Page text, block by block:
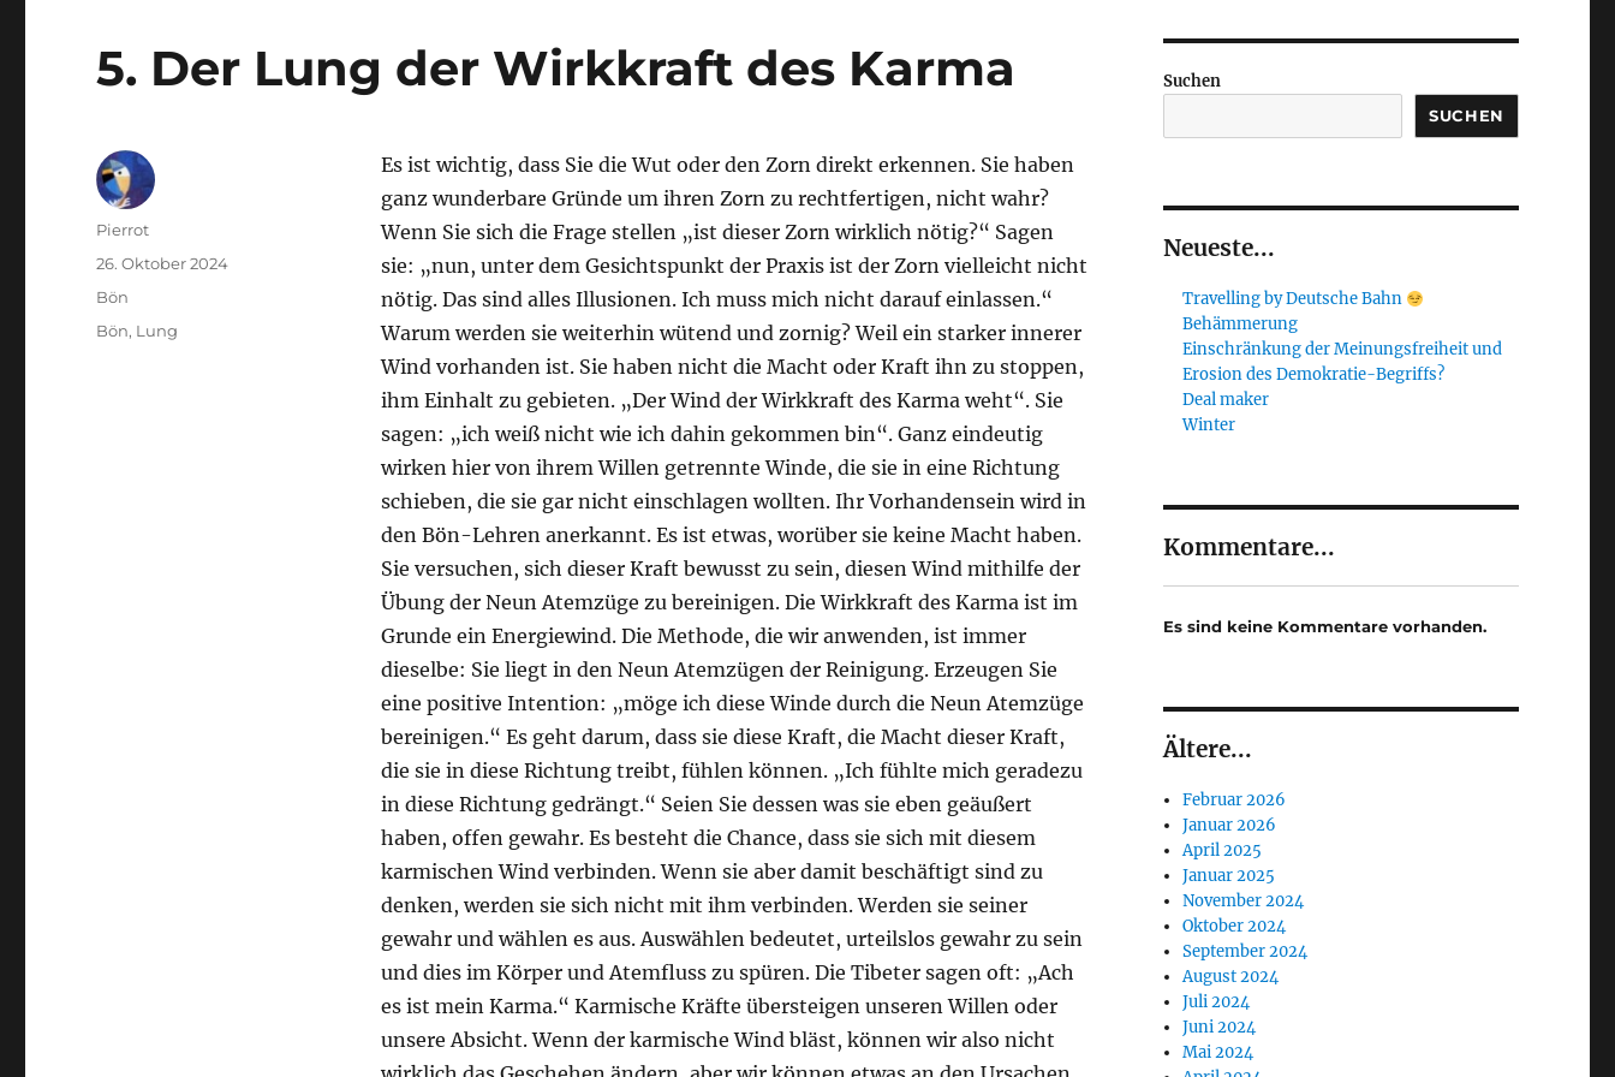
5. Der Lung der Wirkkraft des Karma
Es ist wichtig, dass Sie die Wut oder den Zorn direkt erkennen. Sie haben
ganz wunderbare Gründe um ihren Zorn zu rechtfertigen, nicht wahr?
Wenn Sie sich die Frage stellen „ist dieser Zorn wirklich nötig?“ Sagen
sie: „nun, unter dem Gesichtspunkt der Praxis ist der Zorn vielleicht nicht
nötig. Das sind alles Illusionen. Ich muss mich nicht darauf einlassen.“
Warum werden sie weiterhin wütend und zornig? Weil ein starker innerer
Wind vorhanden ist. Sie haben nicht die Macht oder Kraft ihn zu stoppen,
ihm Einhalt zu gebieten. „Der Wind der Wirkkraft des Karma weht“. Sie
sagen: „ich weiß nicht wie ich dahin gekommen bin“. Ganz eindeutig
wirken hier von ihrem Willen getrennte Winde, die sie in eine Richtung
schieben, die sie gar nicht einschlagen wollten. Ihr Vorhandensein wird in
den Bön-Lehren anerkannt. Es ist etwas, worüber sie keine Macht haben.
Sie versuchen, sich dieser Kraft bewusst zu sein, diesen Wind mithilfe der
Übung der Neun Atemzüge zu bereinigen. Die Wirkkraft des Karma ist im
Grunde ein Energiewind. Die Methode, die wir anwenden, ist immer
dieselbe: Sie liegt in den Neun Atemzügen der Reinigung. Erzeugen Sie
eine positive Intention: „möge ich diese Winde durch die Neun Atemzüge
bereinigen.“ Es geht darum, dass sie diese Kraft, die Macht dieser Kraft,
die sie in diese Richtung treibt, fühlen können. „Ich fühlte mich geradezu
in diese Richtung gedrängt.“ Seien Sie dessen was sie eben geäußert
haben, offen gewahr. Es besteht die Chance, dass sie sich mit diesem
karmischen Wind verbinden. Wenn sie aber damit beschäftigt sind zu
denken, werden sie sich nicht mit ihm verbinden. Werden sie seiner
gewahr und wählen es aus. Auswählen bedeutet, urteilslos gewahr zu sein
und dies im Körper und Atemfluss zu spüren. Die Tibeter sagen oft: „Ach
es ist mein Karma.“ Karmische Kräfte übersteigen unseren Willen oder
unsere Absicht. Wenn der karmische Wind bläst, können wir also nicht
Autor
Pierrot
Veröffentlicht
am
26. Oktober 2024
Kategorien
Bön
Schlagwörter
Bön, Lung
Suchen
SUCHEN
Neueste...
Travelling by Deutsche Bahn
Behämmerung
Einschränkung der Meinungsfreiheit und
Erosion des Demokratie-Begriffs?
Deal maker
Winter
Kommentare...
Es sind keine Kommentare vorhanden.
Ältere...
Februar 2026
Januar 2026
April 2025
Januar 2025
November 2024
Oktober 2024
September 2024
August 2024
Juli 2024
Juni 2024
Mai 2024